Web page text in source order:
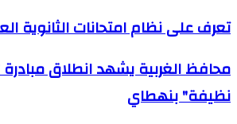
تعرف
على
امتحانات
العامة
تعرف على نظام امتحانات الثانوية
محافظ
الغربية
يشهد
انطلاق
محافظ الغربية يشهد انطلاق
نظيفة" بنهطاي